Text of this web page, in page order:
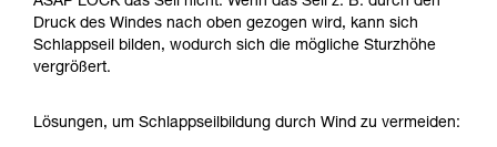
verstehen zu können, müssen Sie zuerst die in
der Gebrauchsanweisung enthaltenen
Informationen richtig verstanden haben.
Die Beherrschung dieser Techniken setzt eine
Training voraus. Prüfen Sie zusammen mit
Druck des Windes nach oben gezogen wird, kann sich
Schlappseil bilden, wodurch sich die mögliche Sturzhöhe
vergrößert.
Lösungen, um Schlappseilbildung durch Wind zu vermeiden: